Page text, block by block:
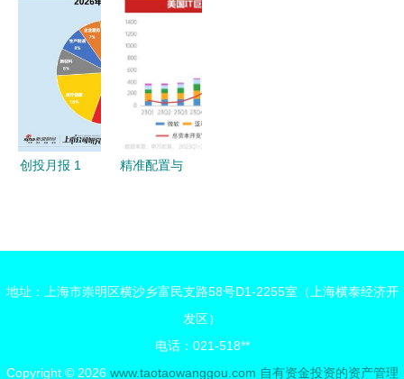
食品供应链
投资秘籍与
自有资金管
业链图谱及
投资布局分
析 自有资
金管理的机
遇与策略
创投月报 1
期基金首轮
精准配置与
私募信托赛
地址：上海市崇明区横沙乡富民支路58号D1-2255室（上海横泰经济开
发区）
电话：021-518**
Copyright © 2026 www.taotaowanggou.com 自有资金投资的资产管理